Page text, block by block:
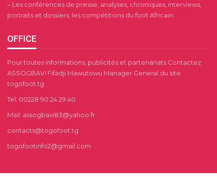
– Les conférences de presse, analyses, chroniques, interviews,
portraits et dossiers, les compétitions du foot Africain.
OFFICE
Pour toutes informations, publicités et partenariats Contactez
ASSOGBAVI Fifadji Mawutowu Manager General du site
togofoot.tg
Tel: 00228 90 24 29 40
Mail: assogbavi83@yahoo.fr
contacts@togofoot.tg
togofootinfo2@gmail.com